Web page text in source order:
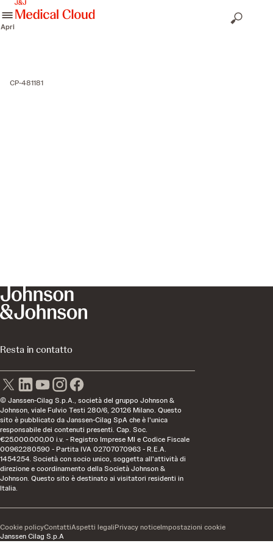
Apri
CP-481181
Resta in contatto
© Janssen-Cilag S.p.A., società del gruppo Johnson &
Johnson, viale Fulvio Testi 280/6, 20126 Milano. Questo
sito è pubblicato da Janssen-Cilag SpA che è l'unica
responsabile dei contenuti presenti. Cap. Soc.
€25.000.000,00 i.v. - Registro Imprese MI e Codice Fiscale
00962280590 - Partita IVA 02707070963 - R.E.A.
1454254. Società con socio unico, soggetta all'attività di
direzione e coordinamento della Società Johnson &
Johnson. Questo sito è destinato ai visitatori residenti in
Italia.
Janssen Cilag S.p.A
Cookie policyContattiAspetti legaliPrivacy noticeImpostazioni cookie